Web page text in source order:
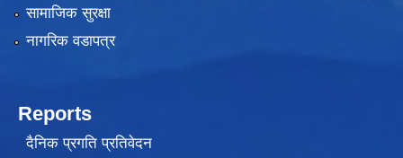
सामाजिक सुरक्षा
नागरिक वडापत्र
Reports
दैनिक प्रगति प्रतिवेदन